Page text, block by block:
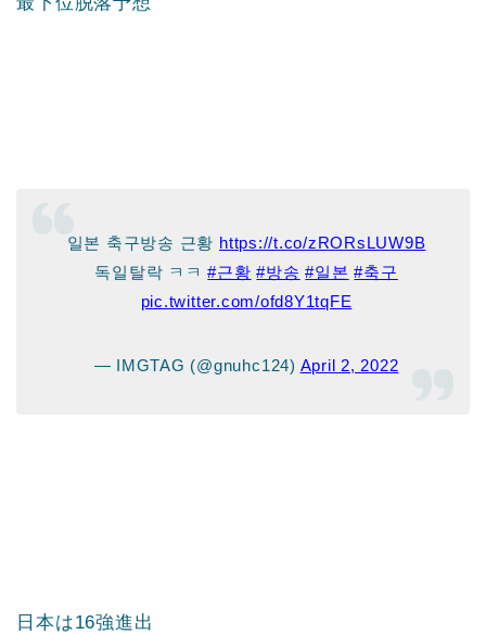
일본 축구방송 근황 https://t.co/zRORsLUW9B
독일탈락 ㅋㅋ#근황 #방송 #일본 #축구
pic.twitter.com/ofd8Y1tqFE
— IMGTAG (@gnuhc124) April 2, 2022
日本は16強進出